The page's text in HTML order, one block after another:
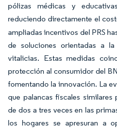
pólizas médicas y
reduciendo directamente el
ampliadas incentivos del PRS
de soluciones orientadas a
vitalicias. Estas medidas
protección al consumidor del
fomentando la innovación. La
que palancas fiscales
de dos a tres veces en las
los hogares se apresuran a